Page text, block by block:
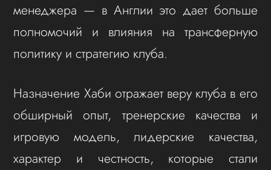
менеджера — в Англии это дает больше
полномочий и влияния на трансферную
политику и стратегию клуба.
Назначение Хаби отражает веру клуба в его
обширный опыт, тренерские качества и
игровую модель, лидерские качества,
характер и честность, которые стали